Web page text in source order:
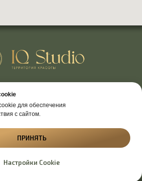
для обеспечения
с сайтом.
ПРИНЯТЬ
Настройки Cookie
конфиденциальности
персональных данных
Ольга Юрьевна ИНН
ОГРНИП 322420500007030
изображения с Freepik